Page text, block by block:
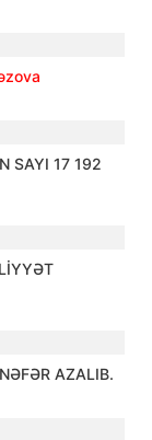
SAYI 17 192
AZALIB.